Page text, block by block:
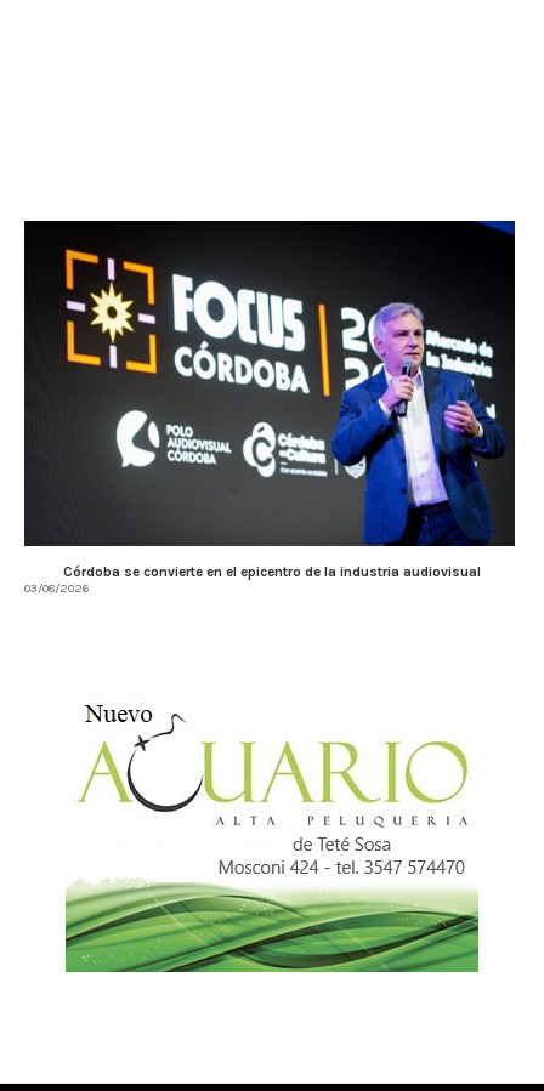
Córdoba se convierte en el epicentro de la industria audiovisual
03/08/2026